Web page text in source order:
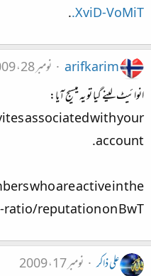
.XviD-VoMiT
.
arifkarim
نومبر 28، 2009
انوائیٹ لینے گیا تو یہ میسیج آیا:
associated with your
account.
who are active in the
ratio/reputation on BwT
علی ذاکر
نومبر 17، 2009